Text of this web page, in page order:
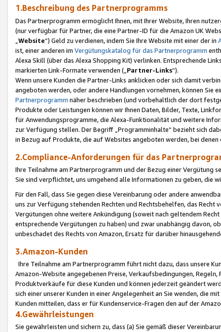
1.Beschreibung des Partnerprogramms
Das Partnerprogramm ermöglicht Ihnen, mit Ihrer Website, Ihren
(nur verfügbar für Partner, die eine Partner-ID für die Amazon UK
Website“) Geld zu verdienen, indem Sie Ihre Website mit einer der in
ist, einer anderen im Vergütungskatalog für das Partnerprogramm
Alexa Skill (über das Alexa Shopping Kit) verlinken. Entsprechende
markierten Link-Formate verwenden („ Partner-Links“).
Wenn unsere Kunden die Partner-Links anklicken oder sich damit
angeboten werden, oder andere Handlungen vornehmen, können Sie
Partnerprogramm näher beschrieben (und vorbehaltlich der dort
Produkte oder Leistungen können wir Ihnen Daten, Bilder, Texte,
für Anwendungsprogramme, die Alexa-Funktionalität und weitere
zur Verfügung stellen. Der Begriff „Programminhalte“ bezieht sich
in Bezug auf Produkte, die auf Websites angeboten werden, bei
2.Compliance-Anforderungen für das
Ihre Teilnahme am Partnerprogramm und der Bezug einer Vergütung
Sie sind verpflichtet, uns umgehend alle Informationen zu geben, die
Für den Fall, dass Sie gegen diese Vereinbarung oder andere
uns zur Verfügung stehenden Rechten und Rechtsbehelfen, das
Vergütungen ohne weitere Ankündigung (soweit nach geltendem
entsprechende Vergütungen zu haben) und zwar unabhängig davon,
unbeschadet des Rechts von Amazon, Ersatz für darüber
3.Amazon-Kunden
Ihre Teilnahme am Partnerprogramm führt nicht dazu, dass unsere
Amazon-Website angegebenen Preise, Verkaufsbedingungen,
Produktverkäufe für diese Kunden und können jederzeit geändert
sich einer unserer Kunden in einer Angelegenheit an Sie wenden, die
Kunden mitteilen, dass er für Kundenservice-Fragen den auf der
4.Gewährleistungen
Sie gewährleisten und sichern zu, dass (a) Sie gemäß dieser